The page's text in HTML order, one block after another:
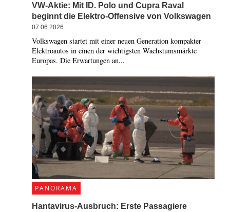
VW-Aktie: Mit ID. Polo und Cupra Raval
beginnt die Elektro-Offensive von Volkswagen
07.06.2026
Volkswagen startet mit einer neuen Generation kompakter
Elektroautos in einen der wichtigsten Wachstumsmärkte
Europas. Die Erwartungen an...
PANORAMA
Hantavirus-Ausbruch: Erste Passagiere